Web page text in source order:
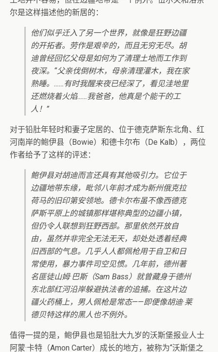
尔是这样描述他的新居的：
他们似乎迁入了另一个世界，就像是狂野边疆
的开拓者。劳作是艰辛的，而且无穷无尽。胡
迪曾经回忆父母是如何为了清理土地而工作到
夜深。“父亲伐倒树木，母亲清理灌木，我在家
熟睡。……有时我醒来夜已经深了，看见洼地里
还燃烧着火焰……我爸爸，他真是个能干的工
人！”
对于铅肚年轻时和妻子定居的、位于德克萨斯东北角、红
河南岸的鲍伊县（Bowie）和德卡尔布（De Kalb），两位
作者给予了这样的评述：
鲍伊县对胡迪而言还具有其他吸引力。它位于
边疆地带东缘，毗邻八年前才成为新州俄克拉
荷马的旧印第安领地。德卡尔布虽不像西德克
萨斯平原上的城镇那样堪称典型的边疆小镇，
但仍令人联想到狂野西部。那里依然开放自
由，虽然并非完全无法无天，却处处透着经典
旧西部的气息。几乎人人都佩枪用于自卫和日
常使用，暴力事件司空见惯。几年前，德州著
名匪徒山姆·巴斯（Sam Bass）就曾藏身于德州
东北部红河沿岸躲避执法者的追捕。在这片边
疆火药桶上，男人佩枪是常态——即便像胡迪·莱
德贝特这样的黑人也不例外。
值得一提的是，鲍伊县也是铅肚大九岁的沃斯堡报业人士
阿蒙·卡特（Amon Carter）成长的地方，被称为“沃斯堡之